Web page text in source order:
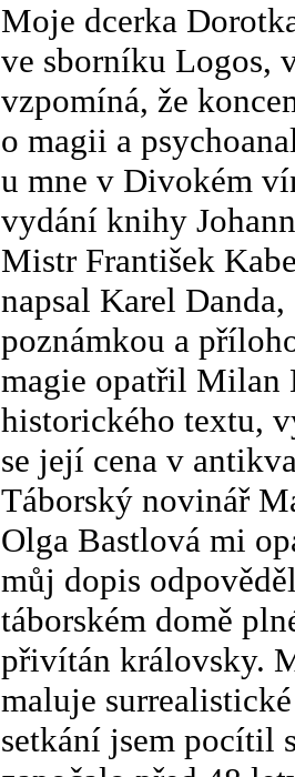
Moje dcerka
ve sborníku Logos,
vzpomíná, že
o magii a
u mne v Divokém
vydání knihy
Mistr František
napsal Karel
poznámkou a
magie opatřil Milan
historického textu,
se její cena v
Táborský novinář
Olga Bastlová mi
můj dopis
táborském domě
přivítán královsky.
maluje
setkání jsem pocítil